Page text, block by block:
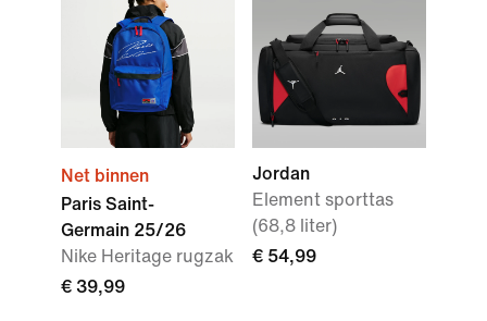
Net binnen
Paris Saint-
Germain 25/26
Nike Heritage rugzak
€ 39,99
Jordan
Element sporttas
(68,8 liter)
€ 54,99